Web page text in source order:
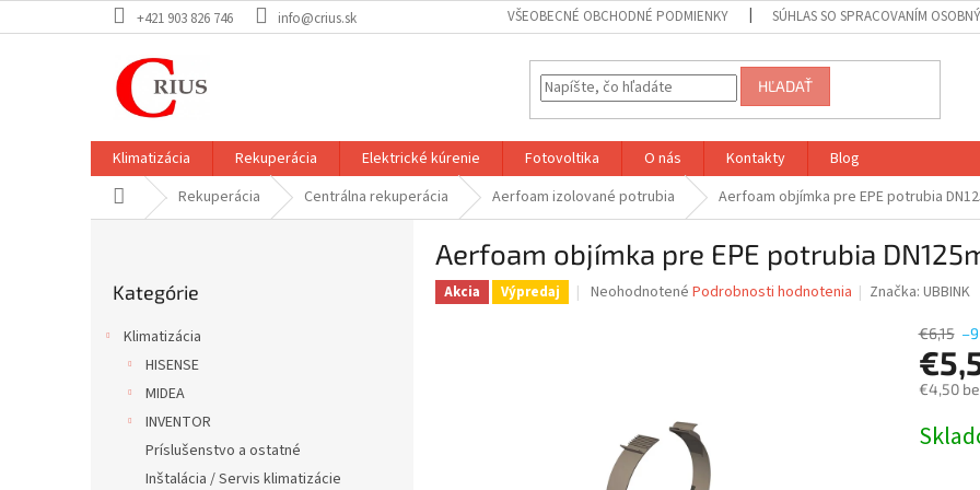
na
+421 903 826 746 info@crius.sk VŠEOBECNÉ OBCHODNÉ PODMIENKY SÚHLAS SO SPRACOVANÍM
HĽADAŤ
Klimatizácia Rekuperácia Elektrické kúrenie Fotovoltika O nás Kontakty
Blog
DomovRekuperácia Centrálna rekuperácia Aerfoam izolované potrubia Aerfoam objímka pre EPE potrubia
kategórie
Kategórie
Klimatizácia
HISENSE
MIDEA
INVENTOR
Príslušenstvo a ostatné
Inštalácia / Servis klimatizácie
Aerfoam objímka pre EPE potrubia
Akcia Výpredaj
Priemerné
hviezdičiek.
Neohodnotené Podrobnosti hodnotenia Značka:UBBINK
€6,15
€4,50
cena: